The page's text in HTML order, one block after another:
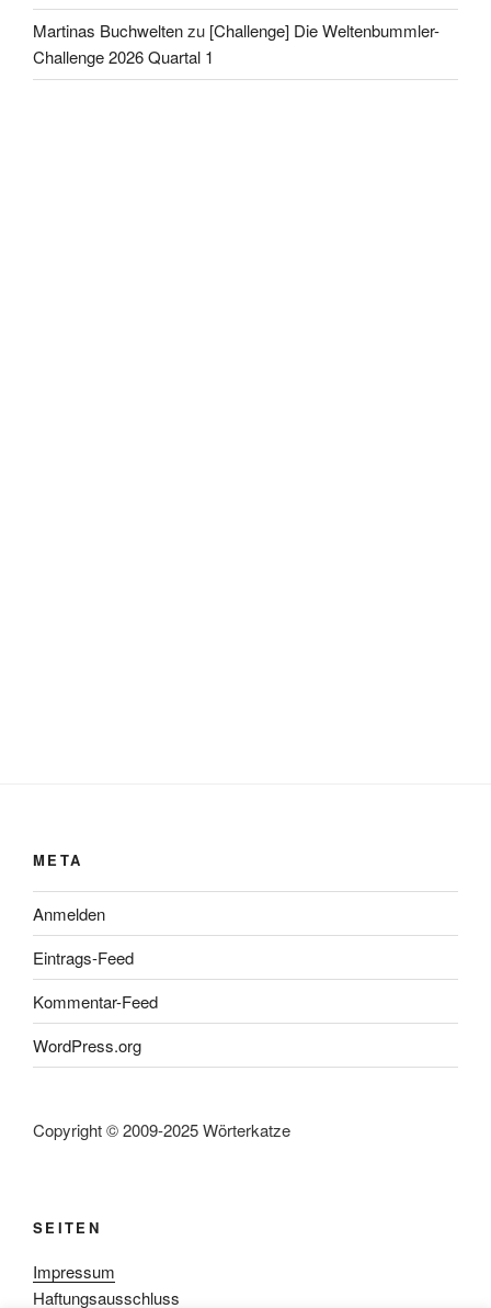
Martinas Buchweltenzu [Challenge] Die Weltenbummler-
Challenge 2026 Quartal 1
META
Anmelden
Eintrags-Feed
Kommentar-Feed
WordPress.org
Copyright © 2009-2025 Wörterkatze
SEITEN
Impressum
Haftungsausschluss